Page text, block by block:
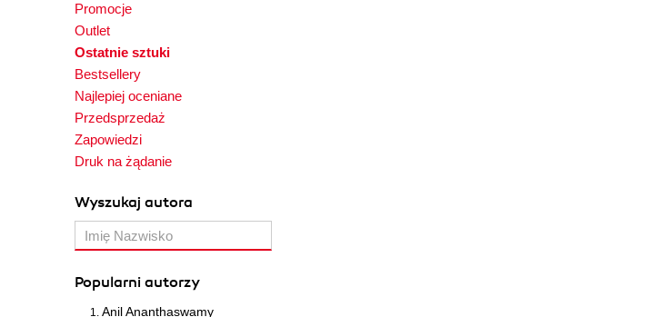
Promocje
Outlet
Ostatnie sztuki
Bestsellery
Najlepiej oceniane
Przedsprzedaż
Zapowiedzi
Druk na żądanie
Wyszukaj autora
Popularni autorzy
Anil Ananthaswamy